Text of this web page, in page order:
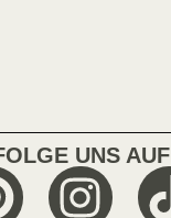
UNS AUF